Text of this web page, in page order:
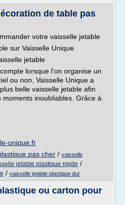
de table pas
votre vaisselle jetable
sur Vaisselle Unique
jetable
lorsque l'on organise un
ou non, Vaisselle Unique a
belle vaisselle jetable afin
inoubliables. Grâce à
unique.fr
pas cher / vaisselle
jetable plastique rigide /
/ vaisselle jetable plastique dur
ou carton pour